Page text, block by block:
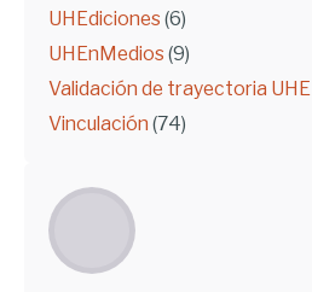
UHEdiciones (6)
UHEnMedios (9)
Validación de trayectoria UHE
Vinculación (74)